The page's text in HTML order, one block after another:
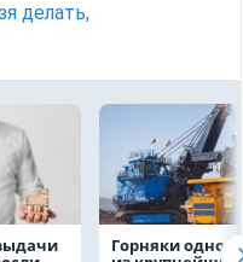
делать,
Горняки одного